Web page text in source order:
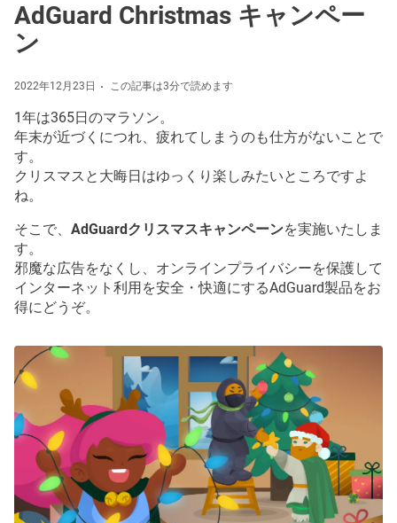
AdGuard Christmas キャンペー
ン
2022年12月23日 この記事は3分で読めます
1年は365日のマラソン。
年末が近づくにつれ、疲れてしまうのも仕方がないことで
す。
クリスマスと大晦日はゆっくり楽しみたいところですよ
ね。
そこで、 AdGuardクリスマスキャンペーンを実施いたしま
す。
邪魔な広告をなくし、オンラインプライバシーを保護して
インターネット利用を安全・快適にするAdGuard製品をお
得にどうぞ。